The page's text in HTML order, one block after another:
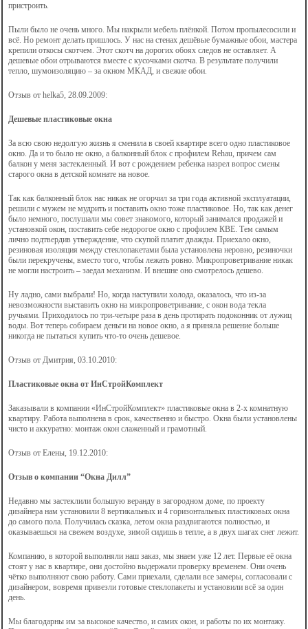
пристроить.
Пыли было не очень много. Мы накрыли мебель плёнкой. Потом пропылесосили и
всё. Но ремонт делать пришлось. У нас на стенах дешёвые бумажные обои, мастера
крепили откосы скотчем. Этот скотч на дорогих обоях следов не оставляет. А
дешевые обои отрываются вместе с кусочками скотча. В результате получили
тепло, шумоизоляцию – за окном МКАД, и свежие обои.
Отзыв от helka5, 28.09.2009:
Дешевые пластиковые окна
За всю свою недолгую жизнь я сменила в своей квартире всего одно пластиковое
окно. Да и то было не окно, а балконный блок с профилем Rehau, причем сам
балкон у меня застекленный. И вот с рождением ребенка назрел вопрос смены
старого окна в детской комнате на новое.
Так как балконный блок нас никак не огорчил за три года активной эксплуатации,
решили с мужем не мудрить и поставить окно тоже пластиковое. Но, так как денег
было немного, послушали мы совет знакомого, который занимался продажей и
установкой окон, поставить себе недорогое окно с профилем КВЕ. Тем самым
лично подтвердив утверждение, что скупой платит дважды. Приехало окно,
резиновая изоляция между стеклопакетами была установлена неровно, резиночки
были перекручены, вместо того, чтобы лежать ровно. Микропроветривание никак
не могли настроить – заедал механизм. И внешне оно смотрелось дешево.
Ну ладно, сами выбрали! Но, когда наступили холода, оказалось, что из-за
невозможности выставить окно на микропроветривание, с окон вода текла
ручьями. Приходилось по три-четыре раза в день протирать подоконник от лужиц
воды. Вот теперь собираем деньги на новое окно, а я приняла решение больше
никогда не пытаться купить что-то очень дешевое.
Отзыв от Дмитрия, 03.10.2010:
Пластиковые окна от ИнСтройКомплект
Заказывали в компании «ИнСтройКомплект» пластиковые окна в 2-х комнатную
квартиру. Работа выполнена в срок, качественно и быстро. Окна были установлены
чисто и аккуратно: монтаж окон слаженный и грамотный.
Отзыв от Елены, 19.12.2010:
Отзыв о компании “Окна Дилл”
Недавно мы застеклили большую веранду в загородном доме, по проекту
дизайнера нам установили 8 вертикальных и 4 горизонтальных пластиковых окна
до самого пола. Получилась сказка, летом окна раздвигаются полностью, и
оказываешься на свежем воздухе, зимой сидишь в тепле, а в двух шагах снег лежит.
Компанию, в которой выполняли наш заказ, мы знаем уже 12 лет. Первые её окна
стоят у нас в квартире, они достойно выдержали проверку временем. Они очень
чётко выполняют свою работу. Сами приехали, сделали все замеры, согласовали с
дизайнером, вовремя привезли готовые стеклопакеты и установили всё за один
день.
Мы благодарны им за высокое качество, и самих окон, и работы по их монтажу.